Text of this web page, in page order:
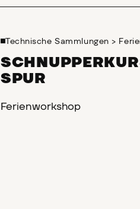
Technische Sammlungen >
SPUR
Ferienworkshop